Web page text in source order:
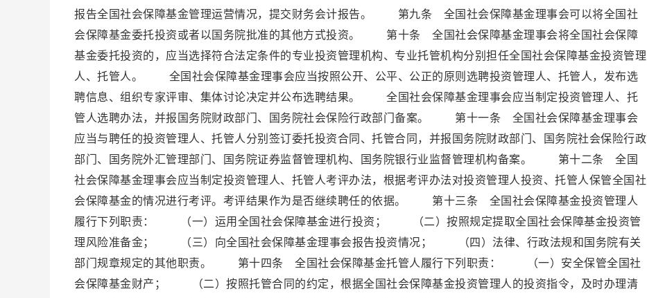
报告全国社会保障基金管理运营情况，提交财务会计报告。 第九条 全国社会保障基金理事会可以将全国社
会保障基金委托投资或者以国务院批准的其他方式投资。 第十条 全国社会保障基金理事会将全国社会保障
基金委托投资的，应当选择符合法定条件的专业投资管理机构、专业托管机构分别担任全国社会保障基金投资管理
人、托管人。 全国社会保障基金理事会应当按照公开、公平、公正的原则选聘投资管理人、托管人，发布选
聘信息、组织专家评审、集体讨论决定并公布选聘结果。 全国社会保障基金理事会应当制定投资管理人、托
管人选聘办法，并报国务院财政部门、国务院社会保险行政部门备案。 第十一条 全国社会保障基金理事会
应当与聘任的投资管理人、托管人分别签订委托投资合同、托管合同，并报国务院财政部门、国务院社会保险行政
部门、国务院外汇管理部门、国务院证券监督管理机构、国务院银行业监督管理机构备案。 第十二条 全国
社会保障基金理事会应当制定投资管理人、托管人考评办法，根据考评办法对投资管理人投资、托管人保管全国社
会保障基金的情况进行考评。考评结果作为是否继续聘任的依据。 第十三条 全国社会保障基金投资管理人
履行下列职责： （一）运用全国社会保障基金进行投资； （二）按照规定提取全国社会保障基金投资管
理风险准备金； （三）向全国社会保障基金理事会报告投资情况； （四）法律、行政法规和国务院有关
部门规章规定的其他职责。 第十四条 全国社会保障基金托管人履行下列职责： （一）安全保管全国社
会保障基金财产； （二）按照托管合同的约定，根据全国社会保障基金投资管理人的投资指令，及时办理清